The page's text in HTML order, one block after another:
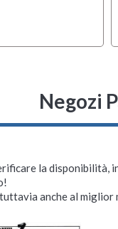
Negozi
la disponibilità,
anche al miglior